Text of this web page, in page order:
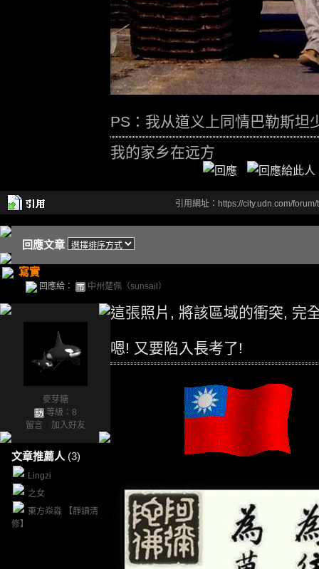
PS：我从道义上同情巴勒斯坦
我的家乡在远方
引用網址：https://city.udn.com/
回應文章
寫實
回應給： 中州楚佩（sunsail）
麥芽糖
等級：8
留言
加入好友
文章推薦人 (3)
Lingzi
之女
東方焱淼 【靜讀清
修】
這張照片, 將該區域的衝突, 完
嗯! 又要陷入長考了!